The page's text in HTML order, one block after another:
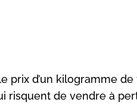
prix d’un kilogramme
de vendre à